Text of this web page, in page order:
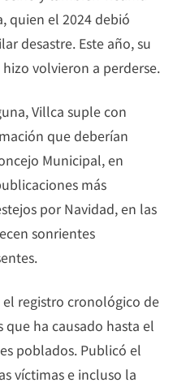
quien el 2024 debió
desastre. Este año, su
volvieron a perderse.
Villca suple con
que deberían
Municipal, en
más
por Navidad, en las
sonrientes
registro cronológico de
ha causado hasta el
poblados. Publicó el
víctimas e incluso la